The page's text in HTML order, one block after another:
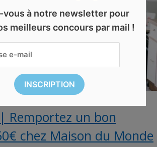
Remportez un bon
chez Maison du Monde
vous à notre newsletter pour
meilleurs concours par mail !